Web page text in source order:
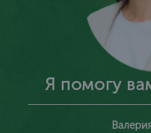
Я помогу